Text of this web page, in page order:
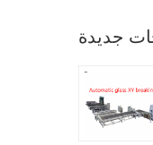
جديدة